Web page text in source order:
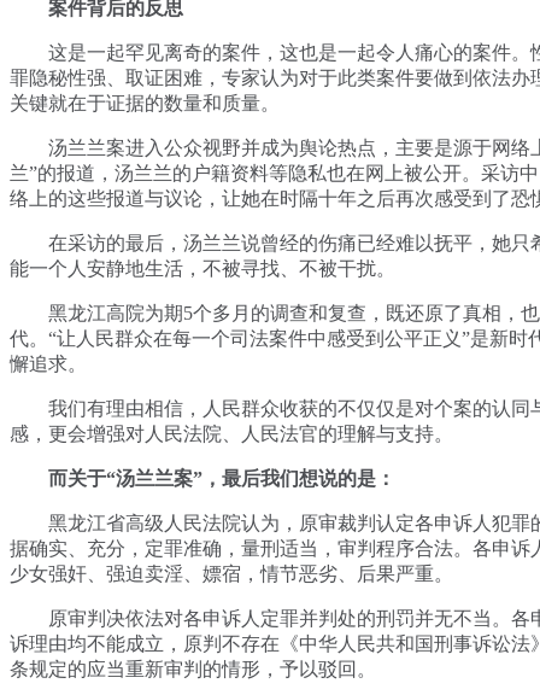
案件背后的反思
这是一起罕见离奇的案件，这也是一起令人痛心的案件。
罪隐秘性强、取证困难，专家认为对于此类案件要做到依法办
关键就在于证据的数量和质量。
汤兰兰案进入公众视野并成为舆论热点，主要是源于网络
兰”的报道，汤兰兰的户籍资料等隐私也在网上被公开。采访
络上的这些报道与议论，让她在时隔十年之后再次感受到了恐
在采访的最后，汤兰兰说曾经的伤痛已经难以抚平，她只
能一个人安静地生活，不被寻找、不被干扰。
黑龙江高院为期5个多月的调查和复查，既还原了真相，
代。“让人民群众在每一个司法案件中感受到公平正义”是新时
懈追求。
我们有理由相信，人民群众收获的不仅仅是对个案的认同
感，更会增强对人民法院、人民法官的理解与支持。
而关于“汤兰兰案”，最后我们想说的是：
黑龙江省高级人民法院认为，原审裁判认定各申诉人犯罪
据确实、充分，定罪准确，量刑适当，审判程序合法。各申诉
少女强奸、强迫卖淫、嫖宿，情节恶劣、后果严重。
原审判决依法对各申诉人定罪并判处的刑罚并无不当。各
诉理由均不能成立，原判不存在《中华人民共和国刑事诉讼法
条规定的应当重新审判的情形，予以驳回。